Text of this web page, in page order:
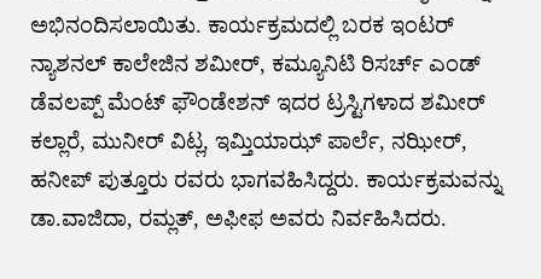
ಅಭಿನಂದಿಸಲಾಯಿತು. ಕಾರ್ಯಕ್ರಮದಲ್ಲಿ ಬರಕ ಇಂಟರ್
ನ್ಯಾಶನಲ್ ಕಾಲೇಜಿನ ಶಮೀರ್, ಕಮ್ಯೂನಿಟಿ ರಿಸರ್ಚ್ ಎಂಡ್
ಡೆವಲಪ್ಪ್ ಮೆಂಟ್ ಫೌಂಡೇಶನ್ ಇದರ ಟ್ರಸ್ಟಿಗಳಾದ ಶಮೀರ್
ಕಲ್ಲಾರೆ, ಮುನೀರ್ ವಿಟ್ಲ, ಇಮ್ತಿಯಾಝ್ ಪಾರ್ಲೆ, ನಝೀರ್,
ಹನೀಪ್ ಪುತ್ತೂರು ರವರು ಭಾಗವಹಿಸಿದ್ದರು. ಕಾರ್ಯಕ್ರಮವನ್ನು
ಡಾ.ವಾಜಿದಾ, ರಮ್ಲತ್, ಅಫೀಫ ಅವರು ನಿರ್ವಹಿಸಿದರು.